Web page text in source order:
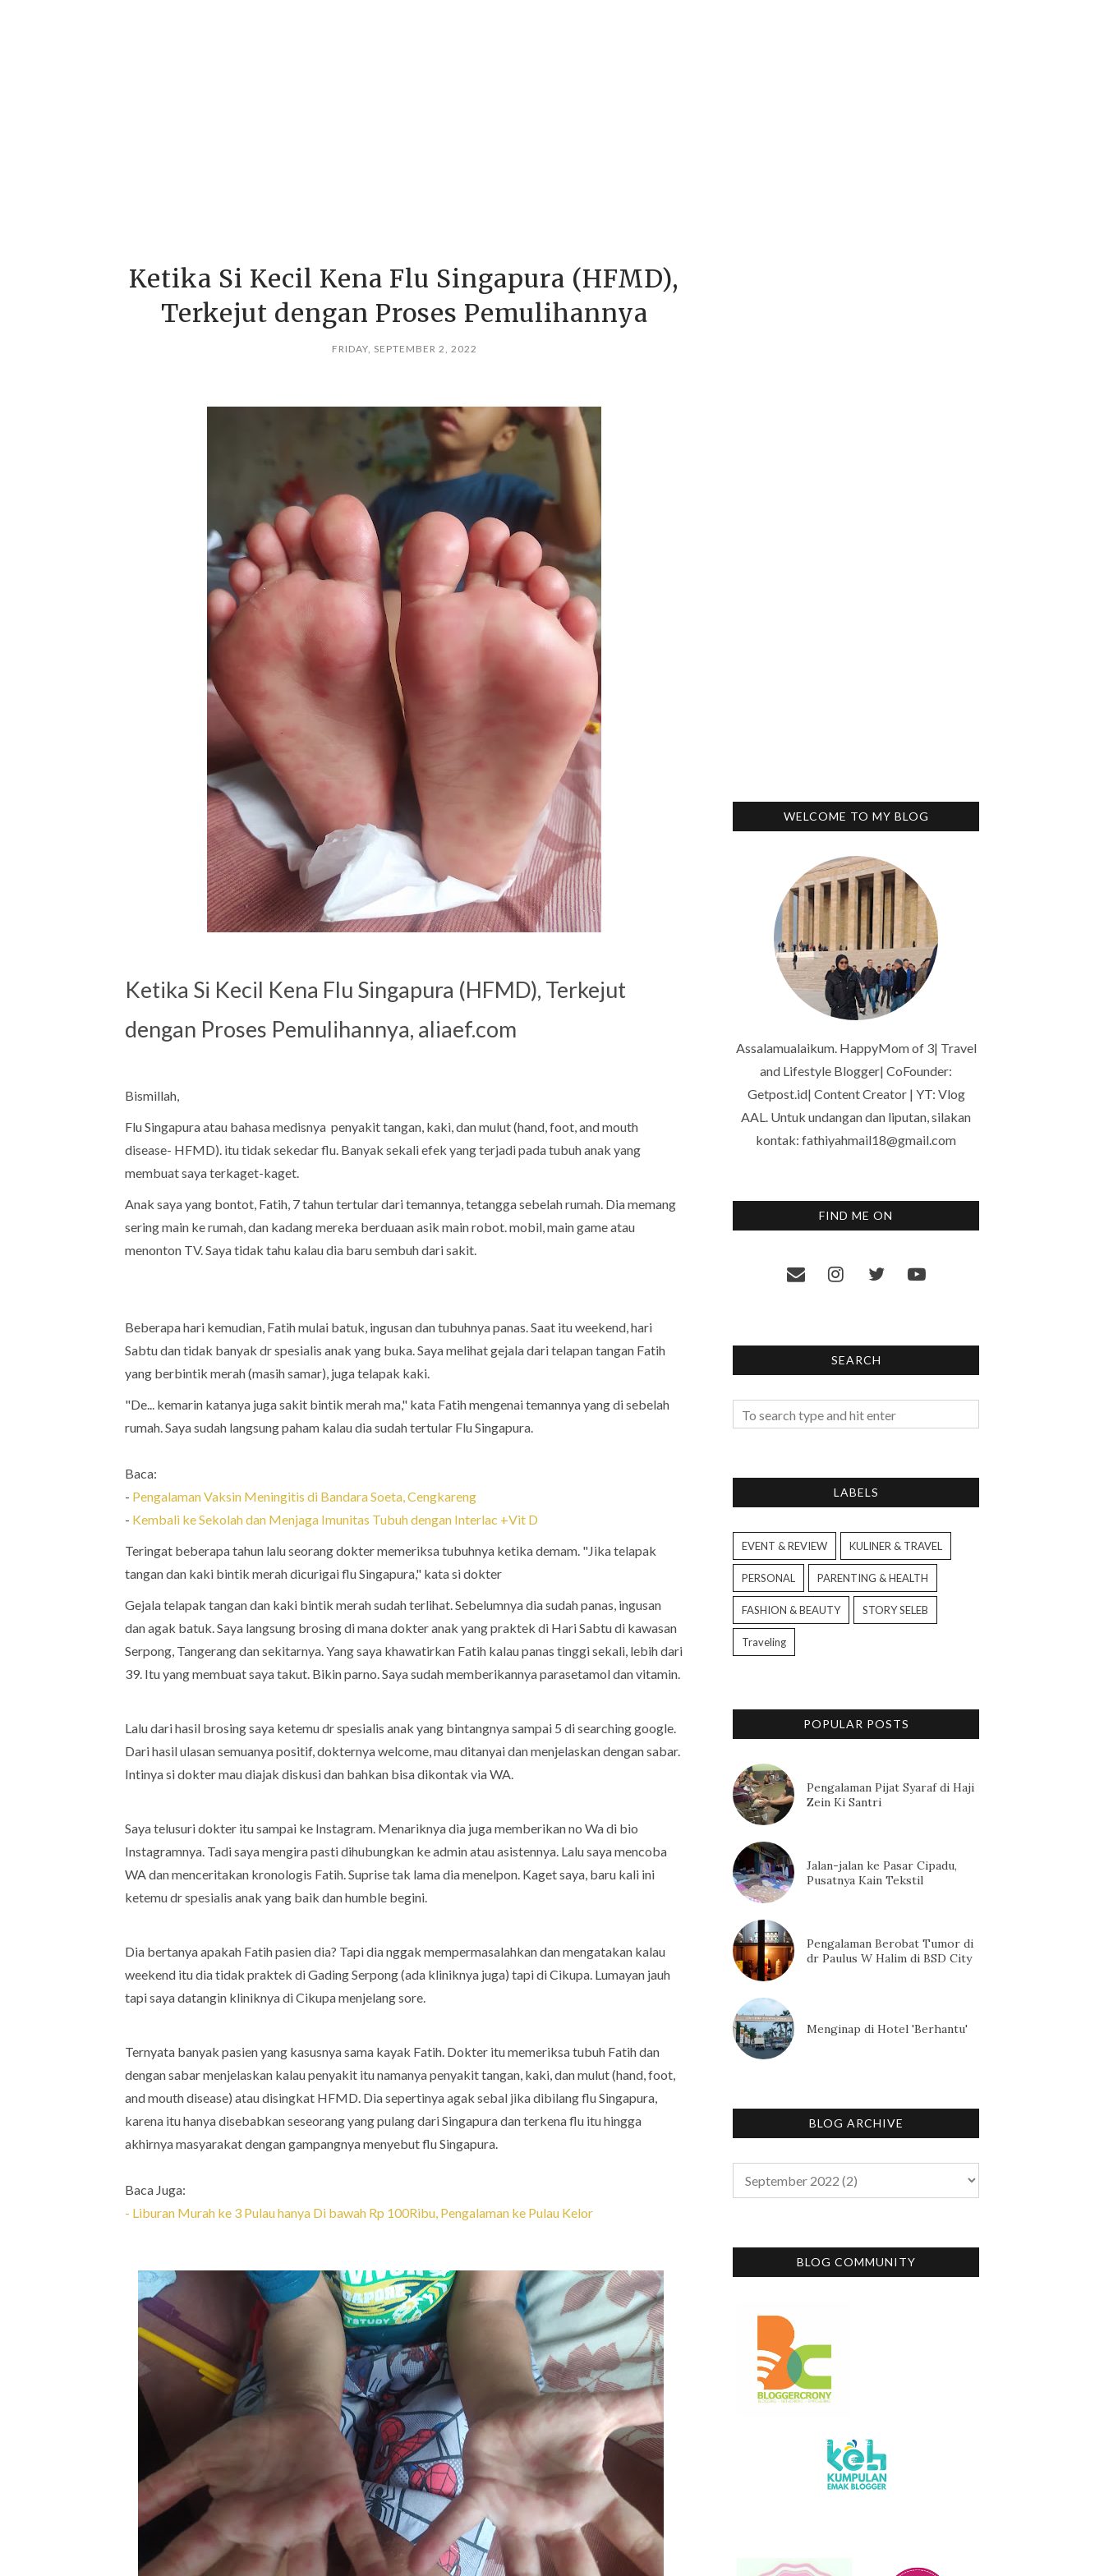
Ketika Si Kecil Kena Flu Singapura (HFMD),
Terkejut dengan Proses Pemulihannya
FRIDAY, SEPTEMBER 2, 2022
Ketika Si Kecil Kena Flu Singapura (HFMD), Terkejut
dengan Proses Pemulihannya, aliaef.com
Bismillah,
Flu Singapura atau bahasa medisnya penyakit tangan, kaki, dan mulut (hand, foot, and mouth
disease- HFMD). itu tidak sekedar flu. Banyak sekali efek yang terjadi pada tubuh anak yang
membuat saya terkaget-kaget.
Anak saya yang bontot, Fatih, 7 tahun tertular dari temannya, tetangga sebelah rumah. Dia memang
sering main ke rumah, dan kadang mereka berduaan asik main robot. mobil, main game atau
menonton TV. Saya tidak tahu kalau dia baru sembuh dari sakit.
Beberapa hari kemudian, Fatih mulai batuk, ingusan dan tubuhnya panas. Saat itu weekend, hari
Sabtu dan tidak banyak dr spesialis anak yang buka. Saya melihat gejala dari telapan tangan Fatih
yang berbintik merah (masih samar), juga telapak kaki.
"De... kemarin katanya juga sakit bintik merah ma," kata Fatih mengenai temannya yang di sebelah
rumah. Saya sudah langsung paham kalau dia sudah tertular Flu Singapura.
Baca:
- Pengalaman Vaksin Meningitis di Bandara Soeta, Cengkareng
- Kembali ke Sekolah dan Menjaga Imunitas Tubuh dengan Interlac +Vit D
Teringat beberapa tahun lalu seorang dokter memeriksa tubuhnya ketika demam. "Jika telapak
tangan dan kaki bintik merah dicurigai flu Singapura," kata si dokter
Gejala telapak tangan dan kaki bintik merah sudah terlihat. Sebelumnya dia sudah panas, ingusan
dan agak batuk. Saya langsung brosing di mana dokter anak yang praktek di Hari Sabtu di kawasan
Serpong, Tangerang dan sekitarnya. Yang saya khawatirkan Fatih kalau panas tinggi sekali, lebih dari
39. Itu yang membuat saya takut. Bikin parno. Saya sudah memberikannya parasetamol dan vitamin.
Lalu dari hasil brosing saya ketemu dr spesialis anak yang bintangnya sampai 5 di searching google.
Dari hasil ulasan semuanya positif, dokternya welcome, mau ditanyai dan menjelaskan dengan sabar.
Intinya si dokter mau diajak diskusi dan bahkan bisa dikontak via WA.
Saya telusuri dokter itu sampai ke Instagram. Menariknya dia juga memberikan no Wa di bio
Instagramnya. Tadi saya mengira pasti dihubungkan ke admin atau asistennya. Lalu saya mencoba
WA dan menceritakan kronologis Fatih. Suprise tak lama dia menelpon. Kaget saya, baru kali ini
ketemu dr spesialis anak yang baik dan humble begini.
Dia bertanya apakah Fatih pasien dia? Tapi dia nggak mempermasalahkan dan mengatakan kalau
weekend itu dia tidak praktek di Gading Serpong (ada kliniknya juga) tapi di Cikupa. Lumayan jauh
tapi saya datangin kliniknya di Cikupa menjelang sore.
Ternyata banyak pasien yang kasusnya sama kayak Fatih. Dokter itu memeriksa tubuh Fatih dan
dengan sabar menjelaskan kalau penyakit itu namanya penyakit tangan, kaki, dan mulut (hand, foot,
and mouth disease) atau disingkat HFMD. Dia sepertinya agak sebal jika dibilang flu Singapura,
karena itu hanya disebabkan seseorang yang pulang dari Singapura dan terkena flu itu hingga
akhirnya masyarakat dengan gampangnya menyebut flu Singapura.
Baca Juga:
- Liburan Murah ke 3 Pulau hanya Di bawah Rp 100Ribu, Pengalaman ke Pulau Kelor
WELCOME TO MY BLOG
Assalamualaikum. HappyMom of 3| Travel
and Lifestyle Blogger| CoFounder:
Getpost.id| Content Creator | YT: Vlog
AAL. Untuk undangan dan liputan, silakan
kontak: fathiyahmail18@gmail.com
FIND ME ON
SEARCH
LABELS
EVENT & REVIEW KULINER & TRAVEL
PERSONAL PARENTING & HEALTH
FASHION & BEAUTY STORY SELEB
Traveling
POPULAR POSTS
Pengalaman Pijat Syaraf di Haji
Zein Ki Santri
Jalan-jalan ke Pasar Cipadu,
Pusatnya Kain Tekstil
Pengalaman Berobat Tumor di
dr Paulus W Halim di BSD City
Menginap di Hotel 'Berhantu'
BLOG ARCHIVE
BLOG COMMUNITY